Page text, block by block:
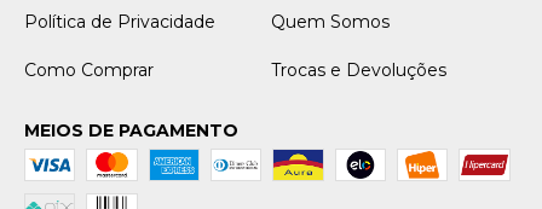
Política de Privacidade Quem Somos
Como Comprar Trocas e Devoluções
MEIOS DE PAGAMENTO